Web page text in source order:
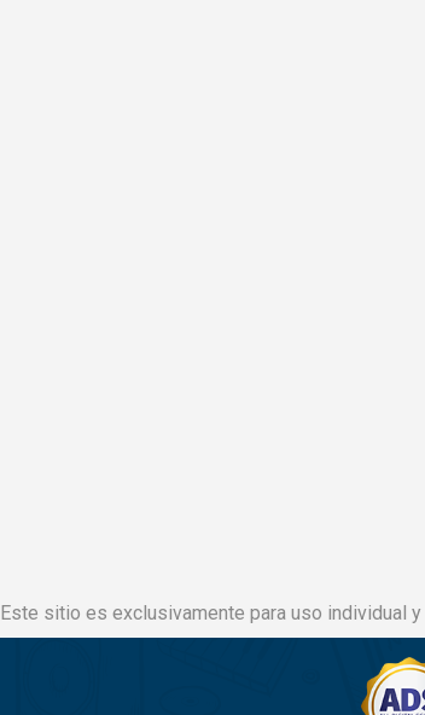
Este sitio es exclusivamente para uso individual